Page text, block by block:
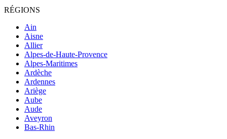
RÉGIONS
Ain
Aisne
Allier
Alpes-de-Haute-Provence
Alpes-Maritimes
Ardèche
Ardennes
Ariège
Aube
Aude
Aveyron
Bas-Rhin